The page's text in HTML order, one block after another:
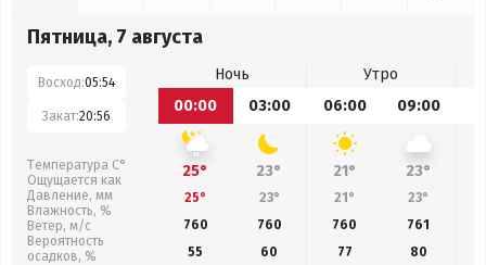
Пятница, 7 августа
Восход:05:54
Закат:20:56
Температура С°
Ощущается как
Давление, мм
Влажность, %
Ветер, м/с
Вероятность
осадков, %
Ночь
Утро
00:00
03:00 06:00 09:00
25° 23° 21° 23°
25° 23° 21° 23°
760
760 760 761
55
60 77 80